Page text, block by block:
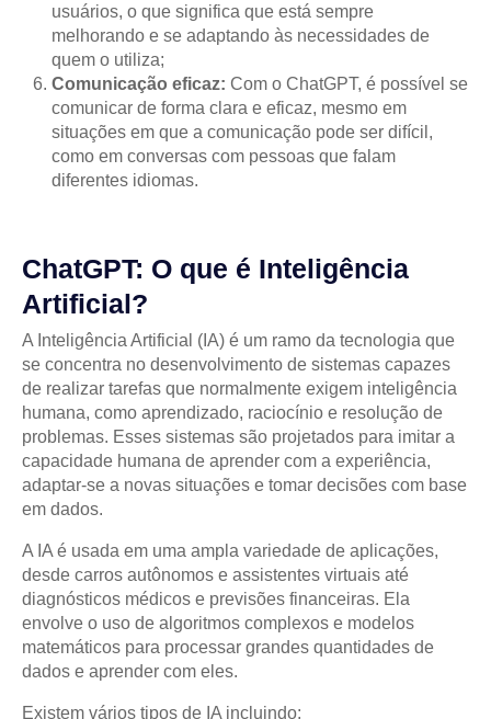
usuários, o que significa que está sempre
melhorando e se adaptando às necessidades de
quem o utiliza;
Comunicação eficaz: Com o ChatGPT, é possível se
comunicar de forma clara e eficaz, mesmo em
situações em que a comunicação pode ser difícil,
como em conversas com pessoas que falam
diferentes idiomas.
ChatGPT: O que é Inteligência
Artificial?
A Inteligência Artificial (IA) é um ramo da tecnologia que
se concentra no desenvolvimento de sistemas capazes
de realizar tarefas que normalmente exigem inteligência
humana, como aprendizado, raciocínio e resolução de
problemas. Esses sistemas são projetados para imitar a
capacidade humana de aprender com a experiência,
adaptar-se a novas situações e tomar decisões com base
em dados.
A IA é usada em uma ampla variedade de aplicações,
desde carros autônomos e assistentes virtuais até
diagnósticos médicos e previsões financeiras. Ela
envolve o uso de algoritmos complexos e modelos
matemáticos para processar grandes quantidades de
dados e aprender com eles.
Existem vários tipos de IA incluindo: